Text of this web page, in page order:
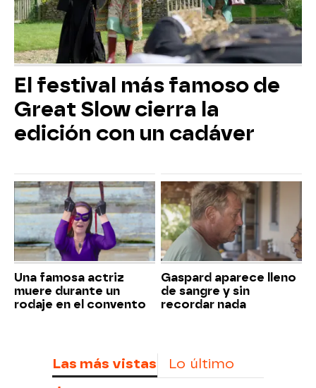
El festival más famoso de
Great Slow cierra la
edición con un cadáver
Una famosa actriz
muere durante un
rodaje en el convento
Gaspard aparece lleno
de sangre y sin
recordar nada
Las más vistas Lo último